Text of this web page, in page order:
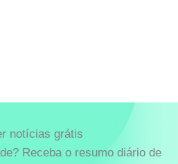
notícias grátis
Receba o resumo diário de